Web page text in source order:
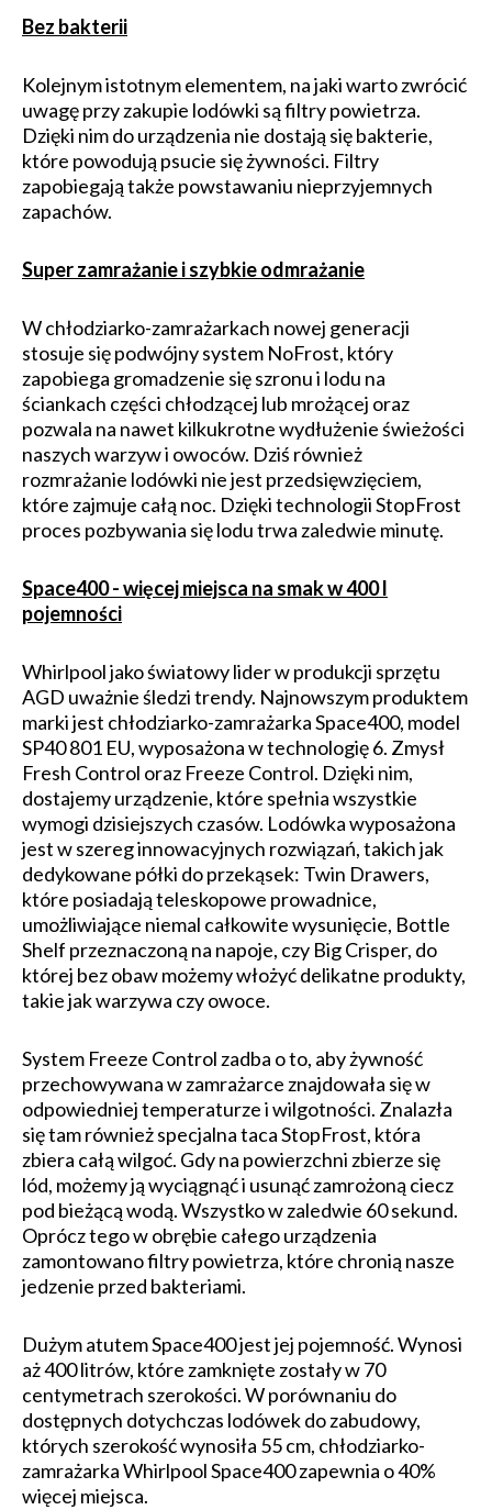
Bez bakterii
Kolejnym istotnym elementem, na jaki warto zwrócić
uwagę przy zakupie lodówki są filtry powietrza.
Dzięki nim do urządzenia nie dostają się bakterie,
które powodują psucie się żywności. Filtry
zapobiegają także powstawaniu nieprzyjemnych
zapachów.
Super zamrażanie i szybkie odmrażanie
W chłodziarko-zamrażarkach nowej generacji
stosuje się podwójny system NoFrost, który
zapobiega gromadzenie się szronu i lodu na
ściankach części chłodzącej lub mrożącej oraz
pozwala na nawet kilkukrotne wydłużenie świeżości
naszych warzyw i owoców. Dziś również
rozmrażanie lodówki nie jest przedsięwzięciem,
które zajmuje całą noc. Dzięki technologii StopFrost
proces pozbywania się lodu trwa zaledwie minutę.
Space400 - więcej miejsca na smak w 400 l
pojemności
Whirlpool jako światowy lider w produkcji sprzętu
AGD uważnie śledzi trendy. Najnowszym produktem
marki jest chłodziarko-zamrażarka Space400, model
SP40 801 EU, wyposażona w technologię 6. Zmysł
Fresh Control oraz Freeze Control. Dzięki nim,
dostajemy urządzenie, które spełnia wszystkie
wymogi dzisiejszych czasów. Lodówka wyposażona
jest w szereg innowacyjnych rozwiązań, takich jak
dedykowane półki do przekąsek: Twin Drawers,
które posiadają teleskopowe prowadnice,
umożliwiające niemal całkowite wysunięcie, Bottle
Shelf przeznaczoną na napoje, czy Big Crisper, do
której bez obaw możemy włożyć delikatne produkty,
takie jak warzywa czy owoce.
System Freeze Control zadba o to, aby żywność
przechowywana w zamrażarce znajdowała się w
odpowiedniej temperaturze i wilgotności. Znalazła
się tam również specjalna taca StopFrost, która
zbiera całą wilgoć. Gdy na powierzchni zbierze się
lód, możemy ją wyciągnąć i usunąć zamrożoną ciecz
pod bieżącą wodą. Wszystko w zaledwie 60 sekund.
Oprócz tego w obrębie całego urządzenia
zamontowano filtry powietrza, które chronią nasze
jedzenie przed bakteriami.
Dużym atutem Space400 jest jej pojemność. Wynosi
aż 400 litrów, które zamknięte zostały w 70
centymetrach szerokości. W porównaniu do
dostępnych dotychczas lodówek do zabudowy,
których szerokość wynosiła 55 cm, chłodziarko-
zamrażarka Whirlpool Space400 zapewnia o 40%
więcej miejsca.